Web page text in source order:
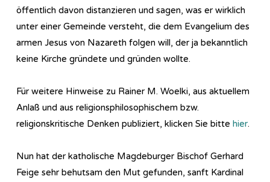
öffentlich davon distanzieren und sagen, was er wirklich
unter einer Gemeinde versteht, die dem Evangelium des
armen Jesus von Nazareth folgen will, der ja bekanntlich
keine Kirche gründete und gründen wollte.
Für weitere Hinweise zu Rainer M. Woelki, aus aktuellem
Anlaß und aus religionsphilosophischem bzw.
religionskritische Denken publiziert, klicken Sie bitte hier.
Nun hat der katholische Magdeburger Bischof Gerhard
Feige sehr behutsam den Mut gefunden, sanft Kardinal